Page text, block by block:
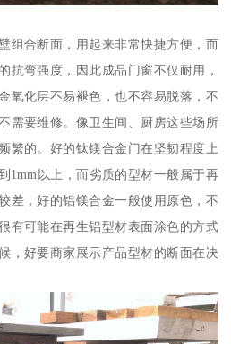
组合断面，用起来非常快捷方便，而
抗弯强度，因此成品门窗不仅耐用，
氧化层不易褪色，也不容易脱落，不
需要维修。像卫生间、厨房这些场所
繁的。好的钛镁合金门在坚韧程度上
1mm以上，而劣质的型材一般属于再
差，好的铝镁合金一般使用原色，不
有可能在再生铝型材表面涂色的方式
，好要商家展示产品型材的断面在决